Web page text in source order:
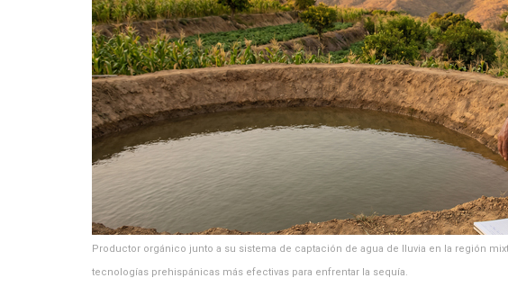
Productor orgánico junto a su sistema de captación de agua de lluvia en la región
tecnologías prehispánicas más efectivas para enfrentar la sequía.